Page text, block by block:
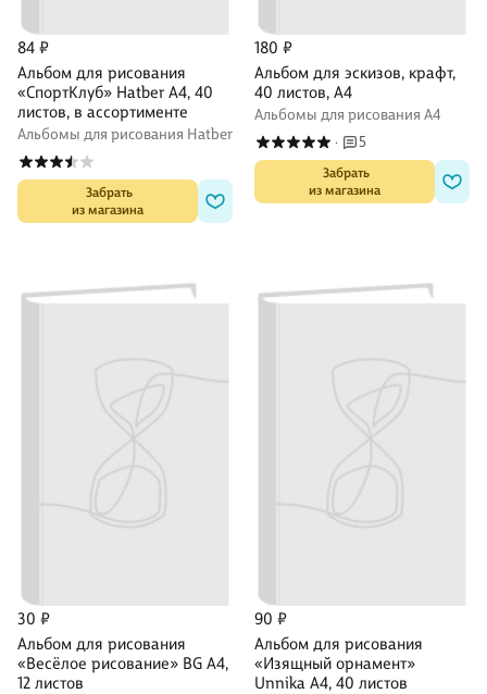
84 ₽
Альбом для рисования
«СпортКлуб» Hatber А4, 40
листов, в ассортименте
Альбомы для рисования Hatber
Забрать
из магазина
180 ₽
Альбом для эскизов, крафт,
40 листов, А4
Альбомы для рисования А4
· 5
Забрать
из магазина
30 ₽
Альбом для рисования
«Весёлое рисование» BG А4,
12 листов
90 ₽
Альбом для рисования
«Изящный орнамент»
Unnika А4, 40 листов